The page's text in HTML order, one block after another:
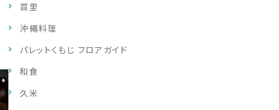
首里
沖縄料理
パレットくもじ フロアガイド
和食
久米